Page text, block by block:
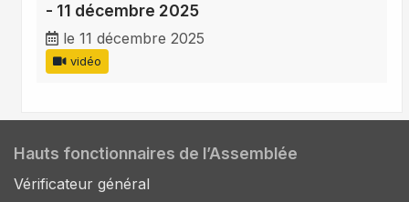
- 11 décembre 2025
le 11 décembre 2025
vidéo
Hauts fonctionnaires de l’Assemblée
Vérificateur général